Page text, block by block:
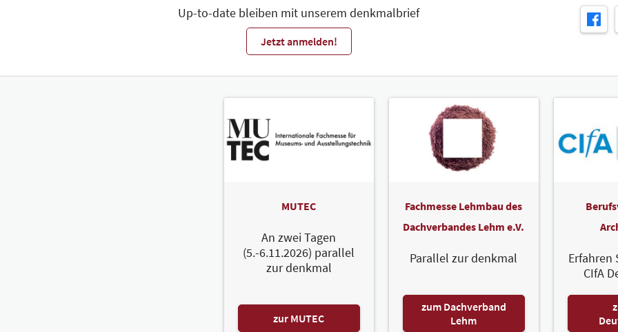
Up-to-date bleiben mit unserem denkmalbrief
Jetzt anmelden!
MUTEC
An zwei Tagen
(5.-6.11.2026) parallel
zur denkmal
zur MUTEC
Fachmesse Lehmbau des
Dachverbandes Lehm e.V.
Parallel zur denkmal
zum Dachverband
Lehm
Erfahren
CIfA